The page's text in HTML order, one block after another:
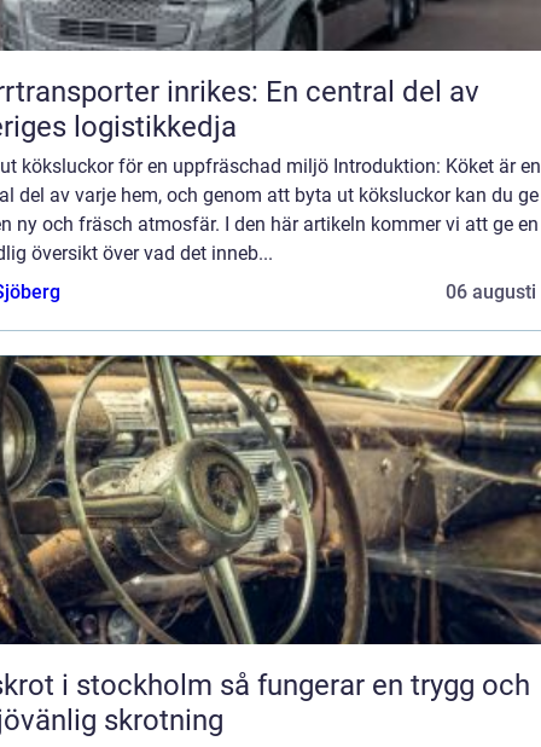
inrikes: En central del av
logistikkedja
köksluckor för en uppfräschad miljö Introduktion: Köket är en
del av varje hem, och genom att byta ut köksluckor kan du
ny och fräsch atmosfär. I den här artikeln kommer vi att ge en
översikt över vad det inneb...
06 augusti
stockholm så fungerar en trygg och
skrotning